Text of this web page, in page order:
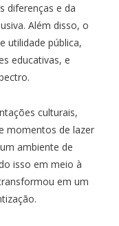
diferenças e da
Além disso, o
utilidade pública,
educativas, e
culturais,
momentos de lazer
ambiente de
isso em meio à
em um